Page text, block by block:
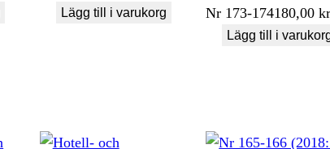
Lägg till i varukorg Nr 173-174180,00kr
Lägg till i